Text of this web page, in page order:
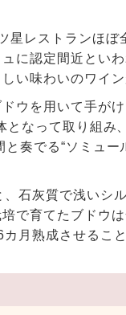
星レストランほぼ
に認定間近とい
い味わいのワイ
ウを用いて手が
なって取り組み
奏でる“ソミュー
石灰質で浅いシ
で育てたブドウ
月熟成させるこ